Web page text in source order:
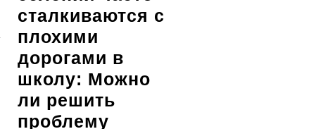
сталкиваются с
плохими
дорогами в
школу: Можно
ли решить
проблему